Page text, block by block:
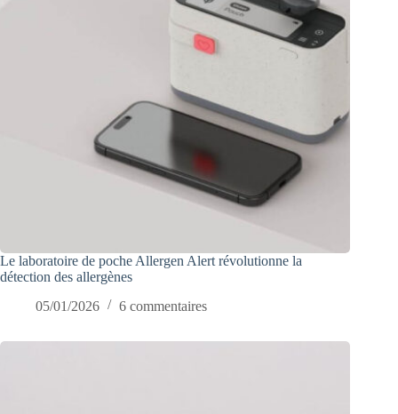
Le laboratoire de poche Allergen Alert révolutionne la
détection des allergènes
05/01/2026
6 commentaires